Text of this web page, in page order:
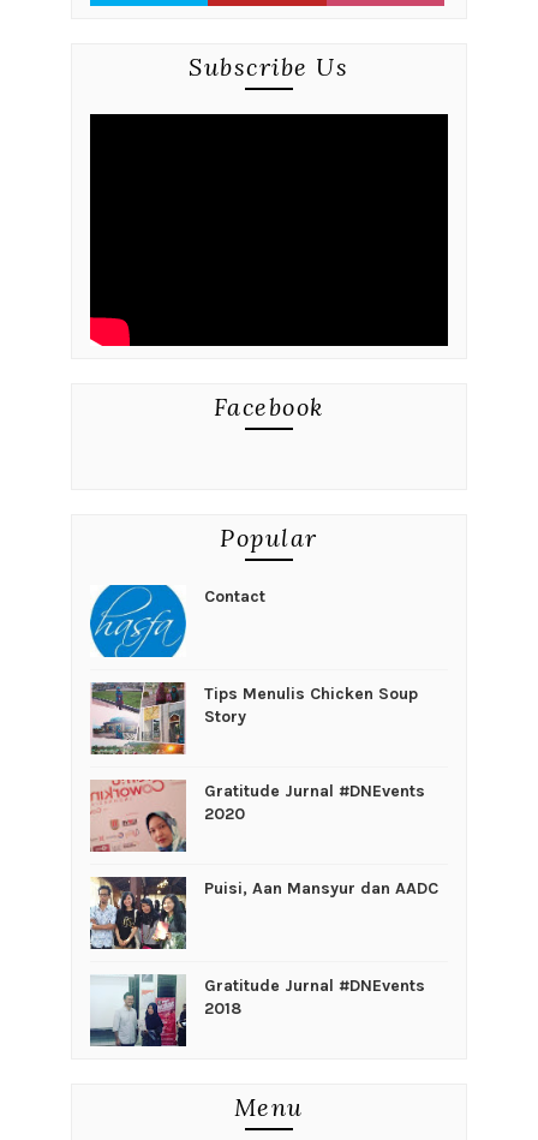
Subscribe Us
Facebook
Popular
Contact
Tips Menulis Chicken Soup
Story
Gratitude Jurnal #DNEvents
2020
Puisi, Aan Mansyur dan AADC
Gratitude Jurnal #DNEvents
2018
Menu